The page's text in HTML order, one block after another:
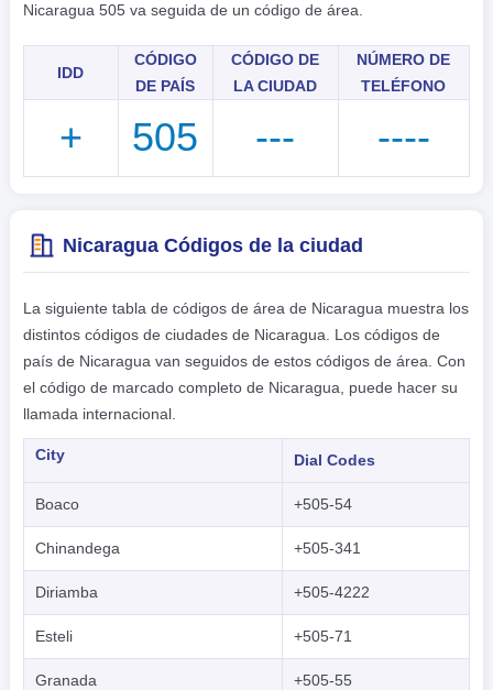
Nicaragua 505 va seguida de un código de área.
IDD
CÓDIGO
DE PAÍS
CÓDIGO DE
LA CIUDAD
NÚMERO DE
TELÉFONO
+ 505 --- ----
Nicaragua Códigos de la ciudad
La siguiente tabla de códigos de área de Nicaragua muestra los
distintos códigos de ciudades de Nicaragua. Los códigos de
país de Nicaragua van seguidos de estos códigos de área. Con
el código de marcado completo de Nicaragua, puede hacer su
llamada internacional.
City Dial Codes
Boaco +505-54
Chinandega +505-341
Diriamba +505-4222
Esteli +505-71
Granada +505-55